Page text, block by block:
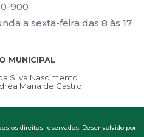
900
a sexta-feira das 8 às 17
MUNICIPAL
Silva Nascimento
Maria de Castro
os direitos reservados. Desenvolvido por